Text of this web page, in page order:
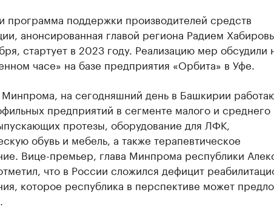
программа поддержки производителей средств
анонсированная главой региона Радием
стартует в 2023 году. Реализацию мер обсудили
часе» на базе предприятия «Орбита» в Уфе.
на сегодняшний день в Башкирии
предприятий в сегменте малого и среднего
протезы, оборудование для ЛФК,
обувь и мебель, а также терапевтическое
Вице-премьер, глава Минпрома республики
что в России сложился дефицит
которое республика в перспективе может